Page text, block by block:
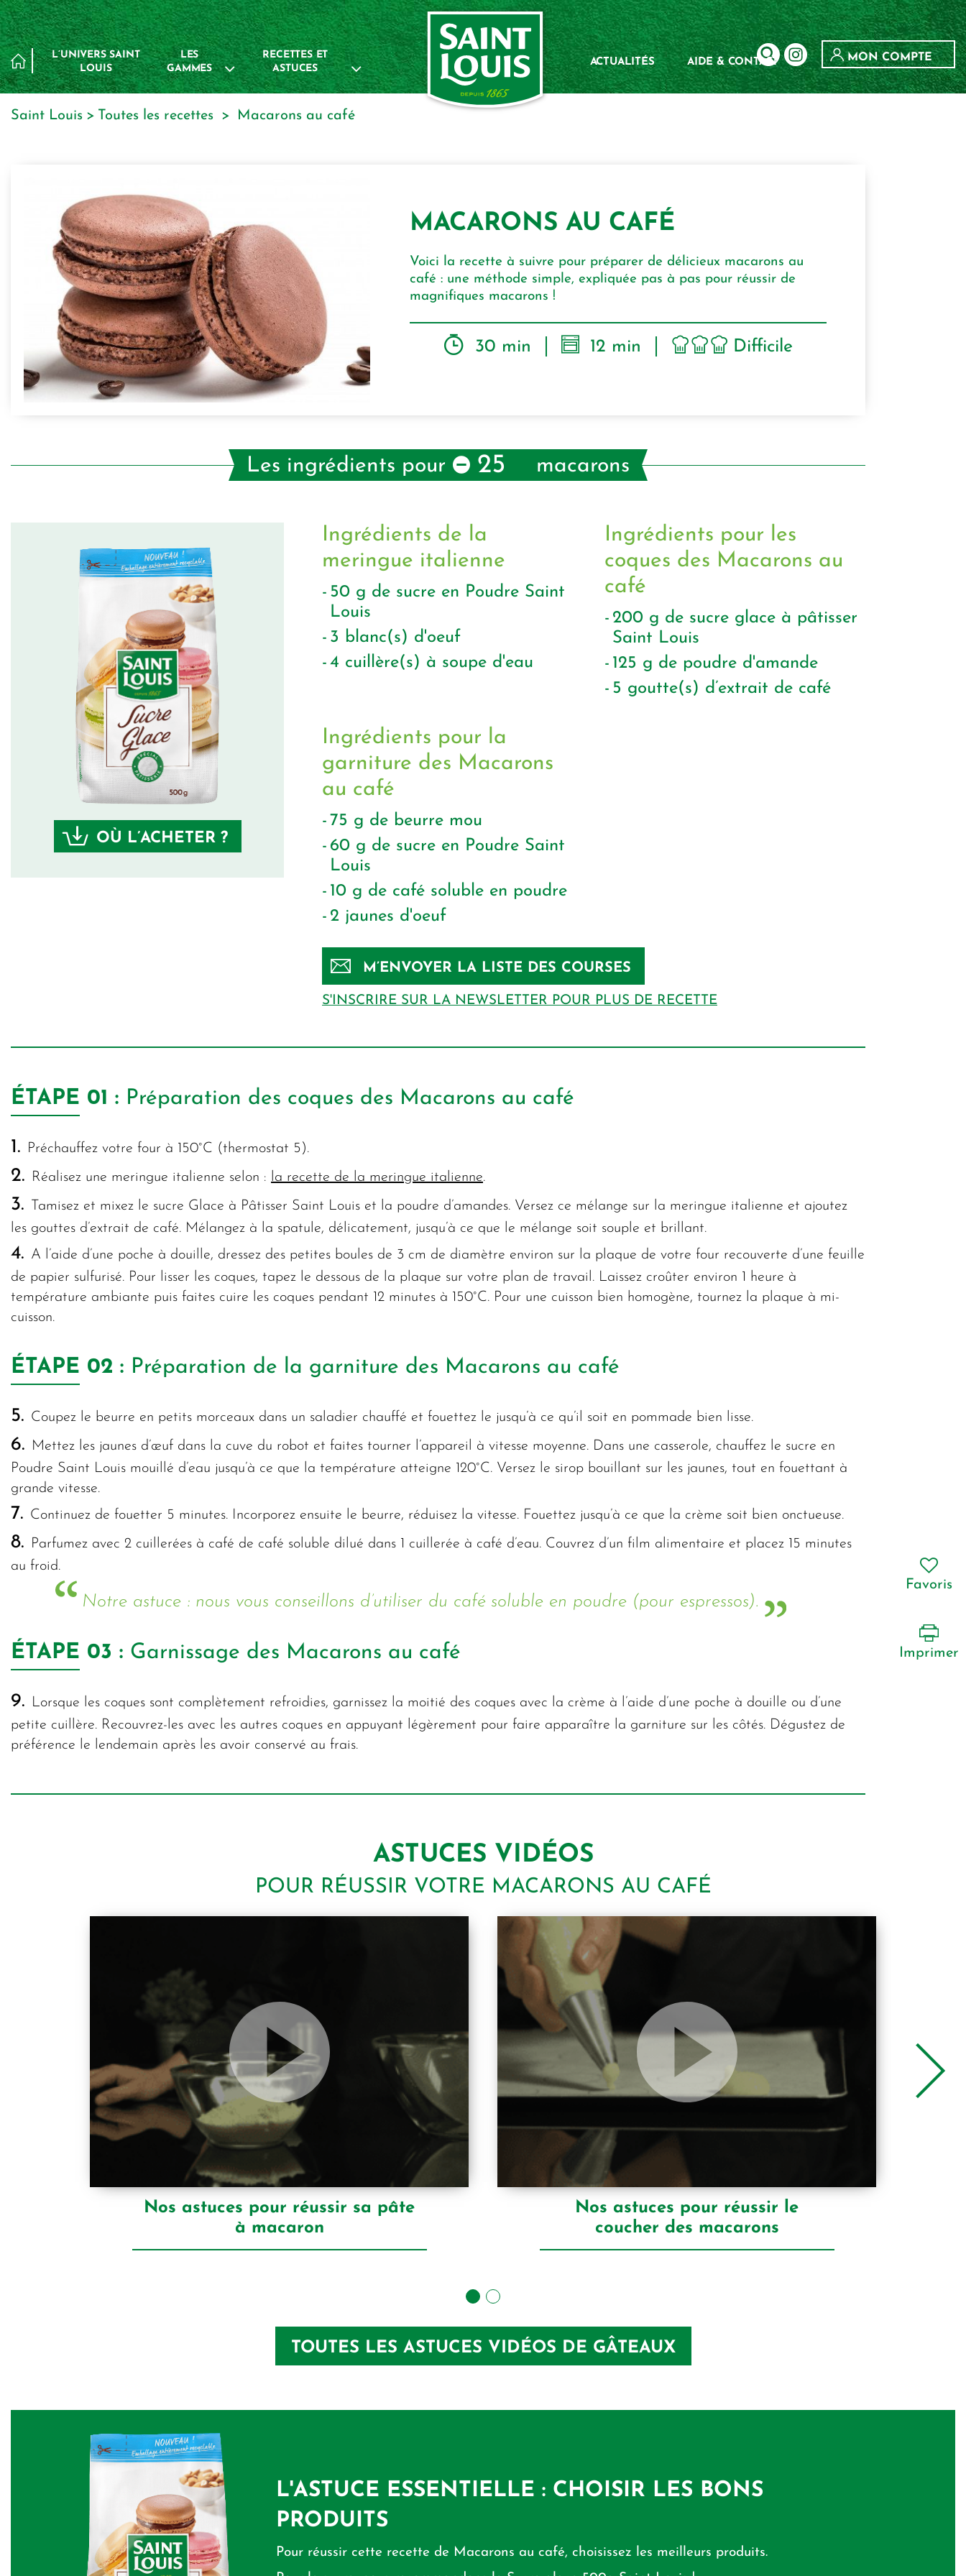
L’UNIVERS SAINT
LOUIS
LES
GAMMES
RECETTES ET
ASTUCES
ACTUALITÉS AIDE & CONTACT MON COMPTE
Saint Louis toutes les recettes macarons au café
MACARONS AU CAFÉ
Voici la recette à suivre pour préparer de délicieux macarons au
café : une méthode simple, expliquée pas à pas pour réussir de
magnifiques macarons !
30 min 12 min Difficile
Les ingrédients pour 25 macarons
OÙ L’ACHETER ?
Ingrédients de la
meringue italienne
50 g de sucre en Poudre Saint
Louis
3 blanc(s) d'oeuf
4 cuillère(s) à soupe d'eau
Ingrédients pour les
coques des Macarons au
café
200 g de sucre glace à pâtisser
Saint Louis
125 g de poudre d'amande
5 goutte(s) d’extrait de café
Ingrédients pour la
garniture des Macarons
au café
75 g de beurre mou
60 g de sucre en Poudre Saint
Louis
10 g de café soluble en poudre
2 jaunes d'oeuf
M’ENVOYER LA LISTE DES COURSES
S'INSCRIRE SUR LA NEWSLETTER POUR PLUS DE RECETTE
ÉTAPE 01 : Préparation des coques des Macarons au café
1. Préchauffez votre four à 150°C (thermostat 5).
2. Réalisez une meringue italienne selon : la recette de la meringue italienne.
3.
Tamisez et mixez le sucre Glace à Pâtisser Saint Louis et la poudre d’amandes. Versez ce mélange sur la meringue italienne et ajoutez
les gouttes d’extrait de café. Mélangez à la spatule, délicatement, jusqu’à ce que le mélange soit souple et brillant.
4. A l’aide d’une poche à douille, dressez des petites boules de 3 cm de diamètre environ sur la plaque de votre four recouverte d’une feuille
de papier sulfurisé. Pour lisser les coques, tapez le dessous de la plaque sur votre plan de travail. Laissez croûter environ 1 heure à
température ambiante puis faites cuire les coques pendant 12 minutes à 150°C. Pour une cuisson bien homogène, tournez la plaque à mi-
cuisson.
ÉTAPE 02 : Préparation de la garniture des Macarons au café
5. Coupez le beurre en petits morceaux dans un saladier chauffé et fouettez le jusqu’à ce qu’il soit en pommade bien lisse.
6. Mettez les jaunes d’œuf dans la cuve du robot et faites tourner l’appareil à vitesse moyenne. Dans une casserole, chauffez le sucre en
Poudre Saint Louis mouillé d’eau jusqu’à ce que la température atteigne 120°C. Versez le sirop bouillant sur les jaunes, tout en fouettant à
grande vitesse.
7. Continuez de fouetter 5 minutes. Incorporez ensuite le beurre, réduisez la vitesse. Fouettez jusqu’à ce que la crème soit bien onctueuse.
8. Parfumez avec 2 cuillerées à café de café soluble dilué dans 1 cuillerée à café d’eau. Couvrez d’un film alimentaire et placez 15 minutes
au froid.
Notre astuce : nous vous conseillons d’utiliser du café soluble en poudre (pour espressos).
ÉTAPE 03 : Garnissage des Macarons au café
9. Lorsque les coques sont complètement refroidies, garnissez la moitié des coques avec la crème à l’aide d’une poche à douille ou d’une
petite cuillère. Recouvrez-les avec les autres coques en appuyant légèrement pour faire apparaître la garniture sur les côtés. Dégustez de
préférence le lendemain après les avoir conservé au frais.
ASTUCES VIDÉOS
POUR RÉUSSIR VOTRE MACARONS AU CAFÉ
Nos astuces pour réussir sa pâte
à macaron
Nos astuces pour réussir le
coucher des macarons
TOUTES LES ASTUCES VIDÉOS DE GÂTEAUX
L'ASTUCE ESSENTIELLE : CHOISIR LES BONS
PRODUITS
Pour réussir cette recette de Macarons au café, choisissez les meilleurs produits.
Favoris
Imprimer
Panneau de gestion des cookies